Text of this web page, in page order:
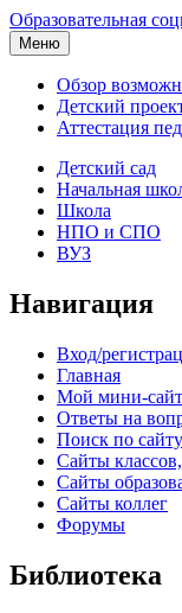
Образовательная
Меню
Обзор
Детский
Аттестация
Детский сад
Начальная
Школа
НПО и СПО
ВУЗ
Навигация
Вход/
Главная
Мой мини-сайт
Ответы на
Поиск по сайту
Сайты
Сайты
Сайты коллег
Форумы
Библиотека